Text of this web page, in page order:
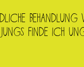
Behandlung
finde ich